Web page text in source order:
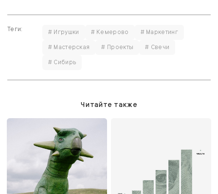
Теги: # Игрушки # Кемерово
# Маркетинг
# Мастерская
# Проекты
# Свечи
# Сибирь
Читайте также